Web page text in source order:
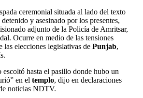
ceremonial situada al lado del texto
y asesinado por los presentes,
adjunto de la Policía de Amritsar,
Ocurre en medio de las tensiones
las elecciones legislativas de Punjab,
hasta el pasillo donde hubo un
en el templo, dijo en declaraciones
noticias NDTV.